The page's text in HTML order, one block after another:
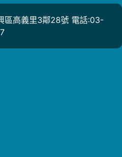
區高義里3鄰28號 電話:03-